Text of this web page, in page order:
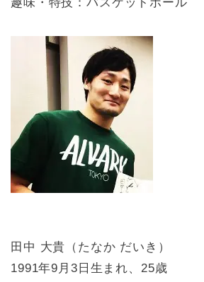
田中 大貴（たなか だいき）
1991年9月3日生まれ、25歳